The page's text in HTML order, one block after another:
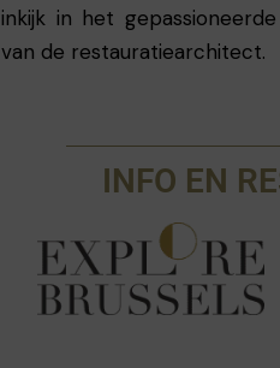
inkijk in het
van de restauratiearchitect.
INFO EN